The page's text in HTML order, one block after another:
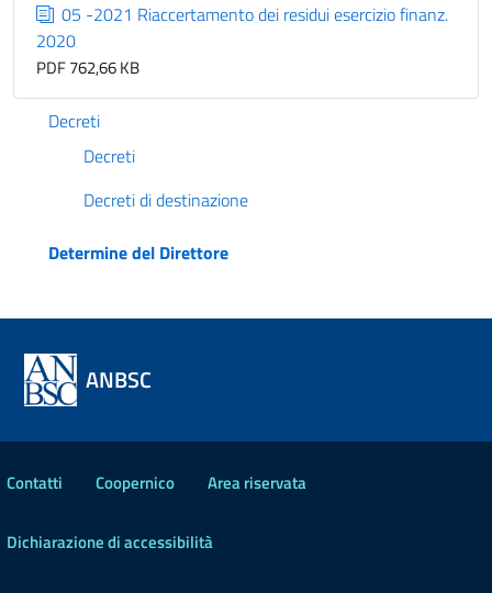
05 -2021 Riaccertamento dei residui esercizio finanz.
2020
PDF 762,66 KB
Decreti
Decreti
Decreti di destinazione
Determine del Direttore
ANBSC
Contatti Coopernico Area riservata
Dichiarazione di accessibilità